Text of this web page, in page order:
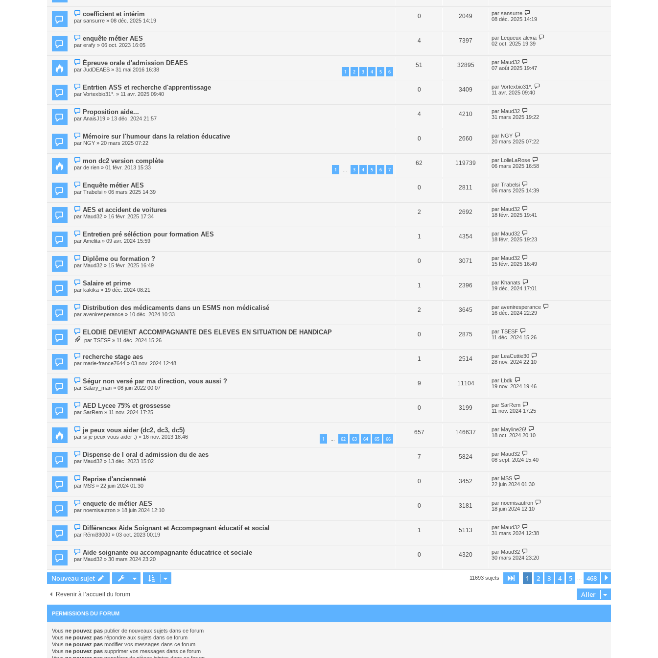
coefficient et intérim
par sansurre » 08 déc. 2025 14:19
0 2049 par sansurre
08 déc. 2025 14:19
enquête métier AES
par erafy » 06 oct. 2023 16:05
4 7397 par Lequeux alexia
02 oct. 2025 19:39
Épreuve orale d'admission DEAES
par JudDEAES » 31 mai 2016 16:38 1 2 3 4 5 6
51 32895 par Maud32
07 août 2025 19:47
Entrtien ASS et recherche d'apprentissage
par Vortexbio31*. » 11 avr. 2025 09:40
0 3409 par Vortexbio31*.
11 avr. 2025 09:40
Proposition aide...
par AnaisJ19 » 13 déc. 2024 21:57
4 4210 par Maud32
31 mars 2025 19:22
Mémoire sur l'humour dans la relation éducative
par NGY » 20 mars 2025 07:22
0 2660 par NGY
20 mars 2025 07:22
mon dc2 version complète
par de rien » 01 févr. 2013 15:33 1 … 3 4 5 6 7
62 119739 par LolieLaRose
06 mars 2025 16:58
Enquête métier AES
par Trabelsi » 06 mars 2025 14:39
0 2811 par Trabelsi
06 mars 2025 14:39
AES et accident de voitures
par Maud32 » 16 févr. 2025 17:34
2 2692 par Maud32
18 févr. 2025 19:41
Entretien pré séléction pour formation AES
par Amelita » 09 avr. 2024 15:59
1 4354 par Maud32
18 févr. 2025 19:23
Diplôme ou formation ?
par Maud32 » 15 févr. 2025 16:49
0 3071 par Maud32
15 févr. 2025 16:49
Salaire et prime
par kakika » 19 déc. 2024 08:21
1 2396 par Khanats
19 déc. 2024 17:01
Distribution des médicaments dans un ESMS non médicalisé
par aveniresperance » 10 déc. 2024 10:33
2 3645 par aveniresperance
16 déc. 2024 22:29
ELODIE DEVIENT ACCOMPAGNANTE DES ELEVES EN SITUATION DE HANDICAP
par TSESF » 11 déc. 2024 15:26
0 2875 par TSESF
11 déc. 2024 15:26
recherche stage aes
par marie-france7644 » 03 nov. 2024 12:48
1 2514 par LeaCuttie30
28 nov. 2024 22:10
Ségur non versé par ma direction, vous aussi ?
par Salary_man » 08 juin 2022 00:07
9 11104 par Lbdk
19 nov. 2024 19:46
AED Lycee 75% et grossesse
par SarRem » 11 nov. 2024 17:25
0 3199 par SarRem
11 nov. 2024 17:25
je peux vous aider (dc2, dc3, dc5)
par si je peux vous aider :) » 16 nov. 2013 18:46 1 … 62 63 64 65 66
657 146637 par Mayline26!
18 oct. 2024 20:10
Dispense de l oral d admission du de aes
par Maud32 » 13 déc. 2023 15:02
7 5824 par Maud32
08 sept. 2024 15:40
Reprise d'ancienneté
par MSS » 22 juin 2024 01:30
0 3452 par MSS
22 juin 2024 01:30
enquete de métier AES
par noemisautron » 18 juin 2024 12:10
0 3181 par noemisautron
18 juin 2024 12:10
Différences Aide Soignant et Accompagnant éducatif et social
par Rémi33000 » 03 oct. 2023 00:19
1 5113 par Maud32
31 mars 2024 12:38
Aide soignante ou accompagnante éducatrice et sociale
par Maud32 » 30 mars 2024 23:20
0 4320 par Maud32
30 mars 2024 23:20
Nouveau sujet 11693 sujets Page sur468
1 2 3 4 5 468
Revenir à l’accueil du forum Aller
PERMISSIONS DU FORUM
Vous ne pouvez pas publier de nouveaux sujets dans ce forum
Vous ne pouvez pas répondre aux sujets dans ce forum
Vous ne pouvez pas modifier vos messages dans ce forum
Vous ne pouvez pas supprimer vos messages dans ce forum